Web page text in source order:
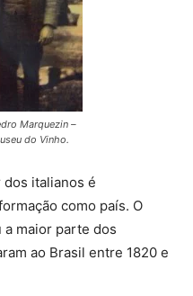
Marquezin –
do Vinho.
dos italianos é
como país. O
a maior parte dos
ao Brasil entre 1820 e